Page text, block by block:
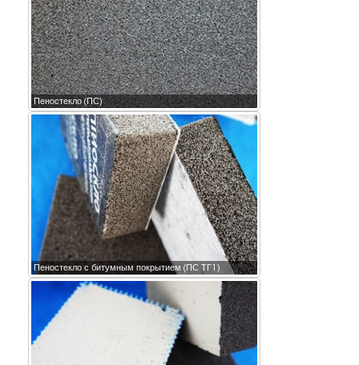
Пеностекло (ПС)
Пеностекло с битумным покрытием (ПС ТГ1)